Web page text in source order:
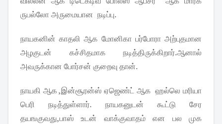
ருபல்லோ அருமையான நடிப்பு.
நாயகனின் காதலி ஆக மோனிகா பர்போரா அற்புதமான
அழகுடன் கச்சிதமாக நடித்திருக்கிறார்.ஆனால்
அவருக்கான போர்சன் குறைவு தான்.
நாயகி ஆக ,இன்சூரன்ஸ் ஏஜெண்ட் ஆக ஹல்லெ மரியா
பெரி நடித்துள்ளார். நாயகனுடன் கூட்டு சேர
தயஙகுவது,பாஸ் உடன் வாக்குவாதம் என பல முக